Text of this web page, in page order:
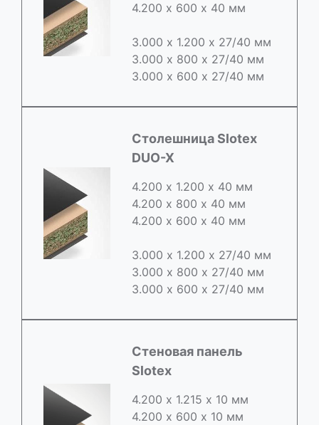
4.200 х 600 х 40 мм
3.000 х 1.200 х 27/40 мм
3.000 х 800 х 27/40 мм
3.000 х 600 х 27/40 мм
Cтолешница Slotex
DUO-X
4.200 х 1.200 х 40 мм
4.200 х 800 х 40 мм
4.200 х 600 х 40 мм
3.000 х 1.200 х 27/40 мм
3.000 х 800 х 27/40 мм
3.000 х 600 х 27/40 мм
Стеновая панель
Slotex
4.200 х 1.215 х 10 мм
4.200 х 600 х 10 мм